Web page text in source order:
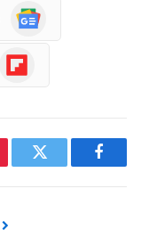
فيسبوك تويتر